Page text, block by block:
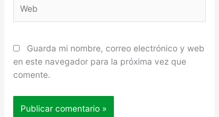
Guarda mi nombre, correo electrónico y web
en este navegador para la próxima vez que
comente.